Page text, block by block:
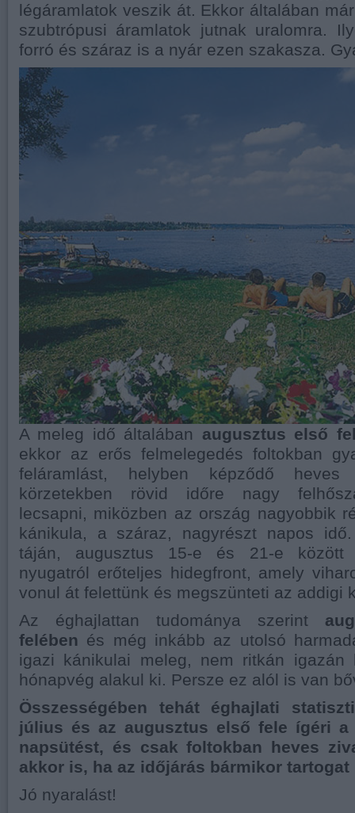
légáramlatok veszik át. Ekkor általában
szubtrópusi áramlatok jutnak uralomra.
forró és száraz is a nyár ezen szakasza.
A meleg idő általában augusztus első
ekkor az erős felmelegedés foltokban
feláramlást, helyben képződő heves
körzetekben rövid időre nagy
lecsapni, miközben az ország nagyobbik
kánikula, a száraz, nagyrészt napos
táján, augusztus 15-e és 21-e között
nyugatról erőteljes hidegfront, amely
vonul át felettünk és megszünteti az addigi
Az éghajlattan tudománya szerint
felében és még inkább az utolsó
igazi kánikulai meleg, nem ritkán igazán
hónapvég alakul ki. Persze ez alól is van
Összességében tehát éghajlati
július és az augusztus első fele ígéri a
napsütést, és csak foltokban heves
akkor is, ha az időjárás bármikor tartogat
Jó nyaralást!